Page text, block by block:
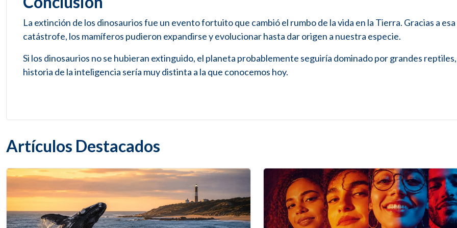
La extinción de los dinosaurios fue un evento fortuito que cambió el rumbo de la vida en la Tierra. Gracias a esa
catástrofe, los mamíferos pudieron expandirse y evolucionar hasta dar origen a nuestra especie.
Si los dinosaurios no se hubieran extinguido, el planeta probablemente seguiría dominado por grandes reptiles,
historia de la inteligencia sería muy distinta a la que conocemos hoy.
Artículos Destacados